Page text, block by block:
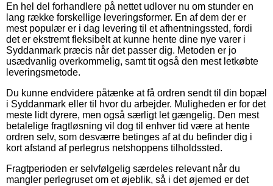
En hel del forhandlere på nettet udlover nu om stunder en
lang række forskellige leveringsformer. En af dem der er
mest populær er i dag levering til et afhentningssted, fordi
det er ekstremt fleksibelt at kunne hente dine nye varer i
Syddanmark præcis når det passer dig. Metoden er jo
usædvanlig overkommelig, samt tit også den mest letkøbte
leveringsmetode.
Du kunne endvidere påtænke at få ordren sendt til din bopæl
i Syddanmark eller til hvor du arbejder. Muligheden er for det
meste lidt dyrere, men også særligt let gængelig. Den mest
betalelige fragtløsning vil dog til enhver tid være at hente
ordren selv, som desværre betinges af at du befinder dig i
kort afstand af perlegrus netshoppens tilholdssted.
Fragtperioden er selvfølgelig særdeles relevant når du
mangler perlegruset om et øjeblik, så i det øjemed er det